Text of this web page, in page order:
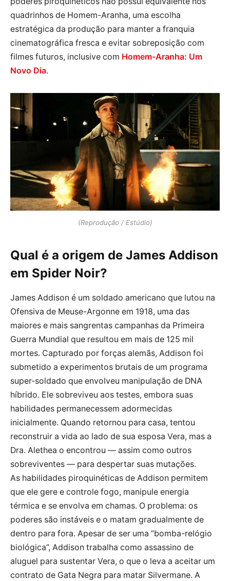
quadrinhos de Homem-Aranha, uma escolha
estratégica da produção para manter a franquia
cinematográfica fresca e evitar sobreposição com
filmes futuros, inclusive com Homem-Aranha: Um
Novo Dia.
(Reprodução / Estúdio)
Qual é a origem de James Addison
em Spider Noir?
James Addison é um soldado americano que lutou na
Ofensiva de Meuse-Argonne em 1918, uma das
maiores e mais sangrentas campanhas da Primeira
Guerra Mundial que resultou em mais de 125 mil
mortes. Capturado por forças alemãs, Addison foi
submetido a experimentos brutais de um programa
super-soldado que envolveu manipulação de DNA
híbrido. Ele sobreviveu aos testes, embora suas
habilidades permanecessem adormecidas
inicialmente. Quando retornou para casa, tentou
reconstruir a vida ao lado de sua esposa Vera, mas a
Dra. Alethea o encontrou — assim como outros
sobreviventes — para despertar suas mutações.
As habilidades piroquinéticas de Addison permitem
que ele gere e controle fogo, manipule energia
térmica e se envolva em chamas. O problema: os
poderes são instáveis e o matam gradualmente de
dentro para fora. Apesar de ser uma “bomba-relógio
biológica”, Addison trabalha como assassino de
aluguel para sustentar Vera, o que o leva a aceitar um
contrato de Gata Negra para matar Silvermane. A